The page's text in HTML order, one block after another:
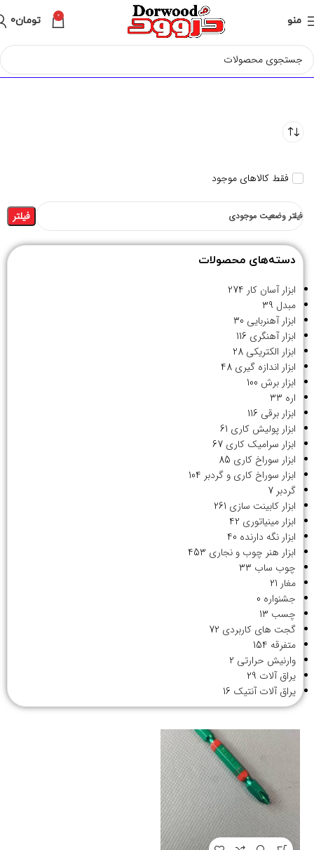
منو 0 تومان0
فقط کالاهای موجود
فیلتر وضعیت موجودی فیلتر
دسته‌های محصولات
ابزار آسان کار 274
مبدل 39
ابزار آهنربایی 30
ابزار آهنگری 116
ابزار الکتریکی 28
ابزار اندازه گیری 48
ابزار برش 100
اره 33
ابزار برقی 116
ابزار پولیش کاری 61
ابزار سرامیک کاری 67
ابزار سوراخ کاری 85
ابزار سوراخ کاری و گردبر 104
گردبر 7
ابزار کابینت سازی 261
ابزار مینیاتوری 42
ابزار نگه دارنده 40
ابزار هنر چوب و نجاری 453
چوب ساب 33
مغار 21
جشنواره 0
چسب 13
گجت های کاربردی 72
متفرقه 154
وارنیش حرارتی 2
یراق آلات 29
یراق آلات آنتیک 16